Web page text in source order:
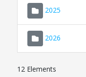
2025
2026
12 Elements